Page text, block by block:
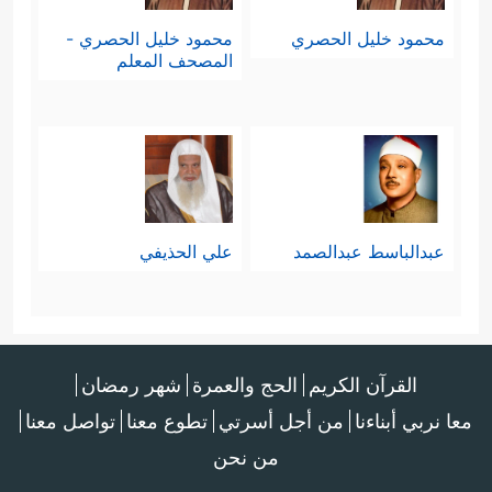
محمود خليل الحصري
محمود خليل الحصري -
المصحف المعلم
عبدالباسط عبدالصمد علي الحذيفي
القرآن الكريم الحج والعمرة شهر رمضان
معا نربي أبناءنا من أجل أسرتي تطوع معنا تواصل معنا
من نحن